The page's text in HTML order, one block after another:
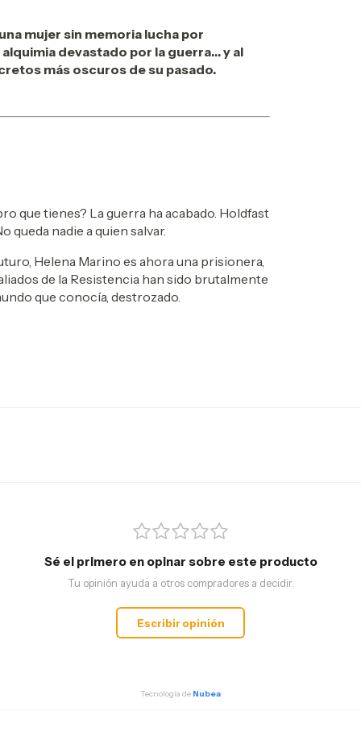
mujer sin memoria lucha por
devastado por la guerra… y al
más oscuros de su pasado.
que tienes? La guerra ha acabado. Holdfast
queda nadie a quien salvar.
Helena Marino es ahora una prisionera,
de la Resistencia han sido brutalmente
que conocía, destrozado.
fueron clave para otorgarles la
esconde alguna pieza clave sobre la
(la de proteger su historia perdida y la
que Helena debe desvelar, cueste lo
Sé el primero en opinar sobre este producto
Tu opinión ayuda a otros compradores a decidir.
Escribir opinión
Tecnología de Nubea